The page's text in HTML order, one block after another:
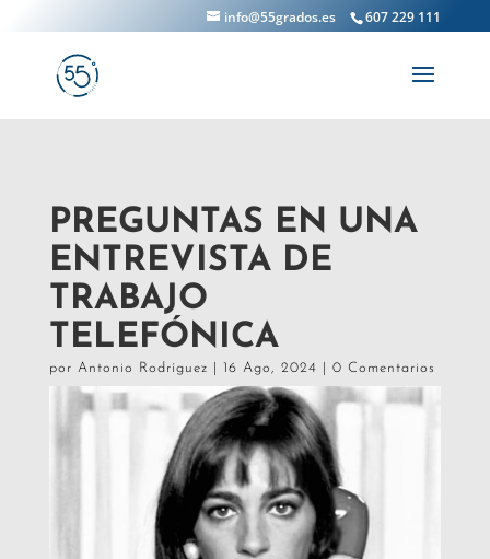
607 229 111
info@55grados.es
PREGUNTAS EN UNA
ENTREVISTA DE
TRABAJO
TELEFÓNICA
por Antonio Rodríguez 16 Ago, 2024 0 Comentarios